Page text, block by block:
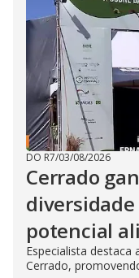
DO R7/03/08/2026
Cerrado
diversidade
potencial
Especialista destaca
Cerrado,